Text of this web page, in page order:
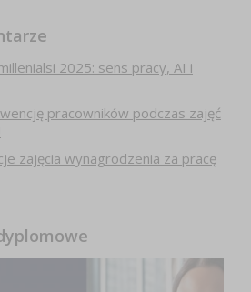
2025: sens pracy, AI i
pracowników podczas zajęć
zajęcia wynagrodzenia za pracę